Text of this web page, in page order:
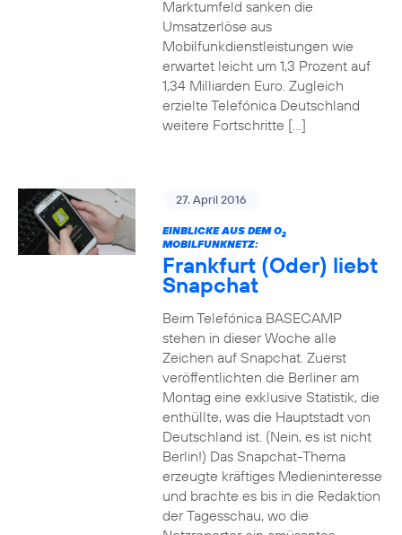
Marktumfeld sanken die
Umsatzerlöse aus
Mobilfunkdienstleistungen wie
erwartet leicht um 1,3 Prozent auf
1,34 Milliarden Euro. Zugleich
erzielte Telefónica Deutschland
weitere Fortschritte […]
27. April 2016
EINBLICKE AUS DEM O2
MOBILFUNKNETZ:
Frankfurt (Oder) liebt
Snapchat
Beim Telefónica BASECAMP
stehen in dieser Woche alle
Zeichen auf Snapchat. Zuerst
veröffentlichten die Berliner am
Montag eine exklusive Statistik, die
enthüllte, was die Hauptstadt von
Deutschland ist. (Nein, es ist nicht
Berlin!) Das Snapchat-Thema
erzeugte kräftiges Medieninteresse
und brachte es bis in die Redaktion
der Tagesschau, wo die